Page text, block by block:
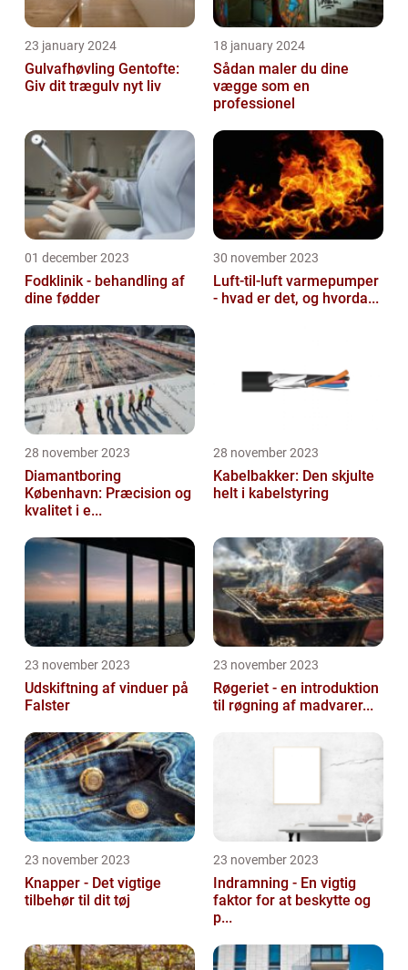
23 january 2024
Gulvafhøvling Gentofte:
Giv dit trægulv nyt liv
18 january 2024
Sådan maler du dine
vægge som en
professionel
01 december 2023
Fodklinik - behandling af
dine fødder
30 november 2023
Luft-til-luft varmepumper
- hvad er det, og hvorda...
28 november 2023
Diamantboring
København: Præcision og
kvalitet i e...
28 november 2023
Kabelbakker: Den skjulte
helt i kabelstyring
23 november 2023
Udskiftning af vinduer på
Falster
23 november 2023
Røgeriet - en introduktion
til røgning af madvarer...
23 november 2023
Knapper - Det vigtige
tilbehør til dit tøj
23 november 2023
Indramning - En vigtig
faktor for at beskytte og
p...